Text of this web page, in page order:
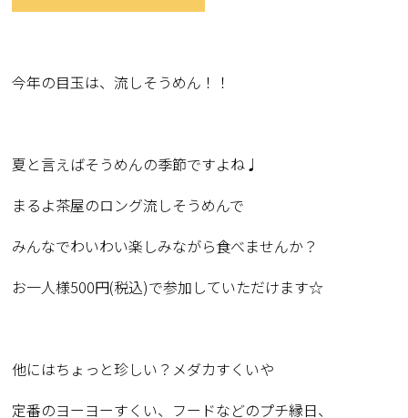
今年の目玉は、流しそうめん！！
夏と言えばそうめんの季節ですよね♩
まるよ茶屋のロング流しそうめんで
みんなでわいわい楽しみながら食べませんか？
お一人様500円(税込)で参加していただけます☆
他にはちょっと珍しい？メダカすくいや
定番のヨーヨーすくい、フードなどのプチ縁日、